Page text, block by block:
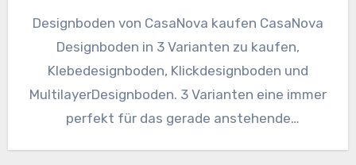
Designboden von CasaNova kaufen CasaNova
Designboden in 3 Varianten zu kaufen,
Klebedesignboden, Klickdesignboden und
MultilayerDesignboden. 3 Varianten eine immer
perfekt für das gerade anstehende